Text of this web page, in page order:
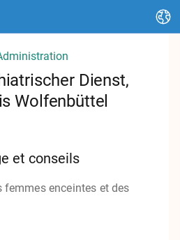
Dienst,
Wolfenbüttel
et conseils
enceintes et des